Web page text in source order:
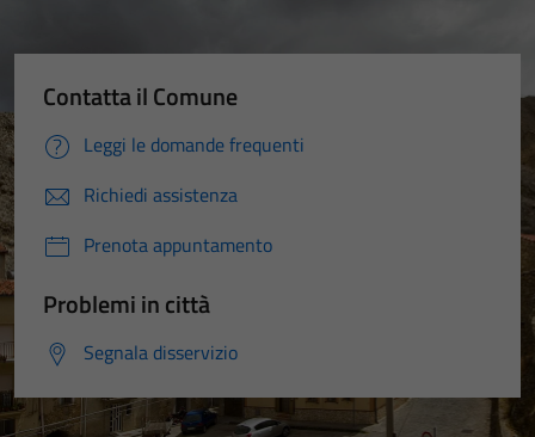
Contatta il Comune
Leggi le domande frequenti
Richiedi assistenza
Prenota appuntamento
Problemi in città
Segnala disservizio